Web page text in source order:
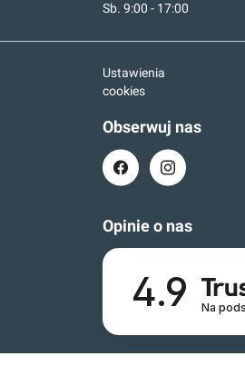
Sb. 9:00 - 17:00
Ustawienia
cookies
Obserwuj nas
Opinie o nas
4.9 Na